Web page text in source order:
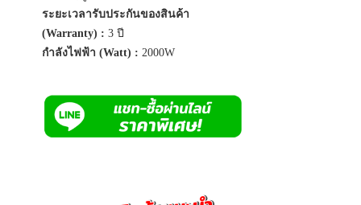
ระยะเวลารับประกันของสินค้า
(Warranty) : 3 ปี
กำลังไฟฟ้า (Watt) : 2000W